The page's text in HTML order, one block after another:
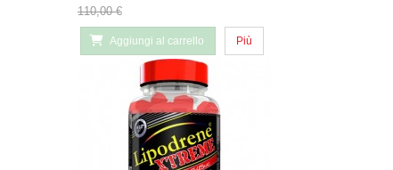
110,00 €
Aggiungi al carrello Più